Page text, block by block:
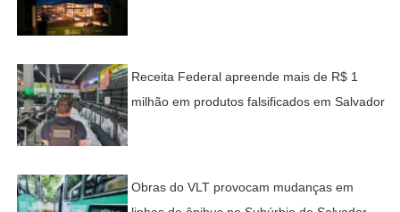
Receita Federal apreende mais de R$ 1
milhão em produtos falsificados em Salvador
Obras do VLT provocam mudanças em